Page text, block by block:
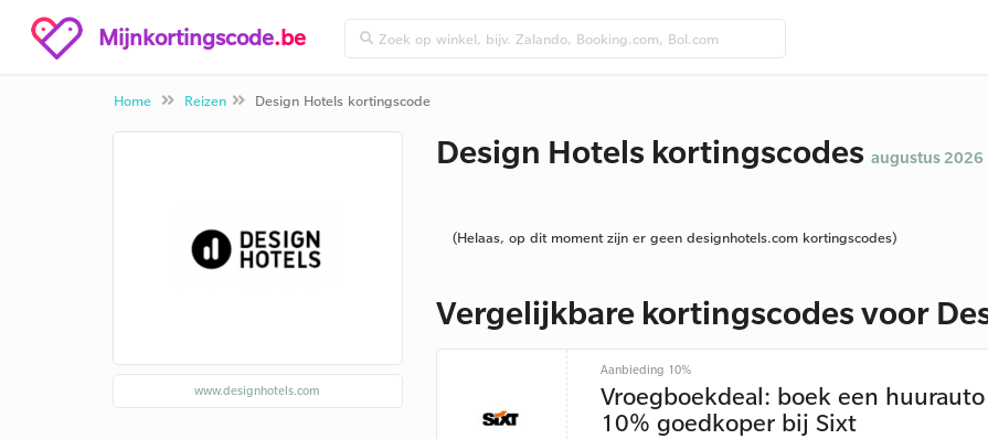
Mijnkortingscode.be
Home Reizen Design Hotels kortingscode
Design Hotels kortingscodes augustus 2026
(Helaas, op dit moment zijn er geen designhotels.com kortingscodes)
Vergelijkbare kortingscodes voor
Aanbieding 10%
Vroegboekdeal: boek een
10% goedkoper bij Sixt
www.designhotels.com